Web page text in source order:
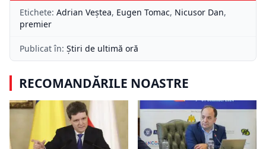
Etichete: Adrian Veştea, Eugen Tomac, Nicusor Dan,
premier
Publicat în: Știri de ultimă oră
RECOMANDĂRILE NOASTRE